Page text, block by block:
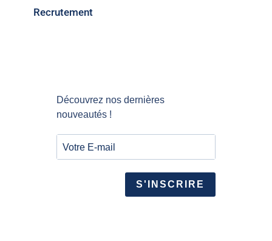
Recrutement
Découvrez nos dernières
nouveautés !
S'INSCRIRE